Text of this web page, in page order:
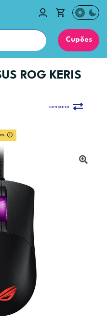
Cupões
ROG KERIS
comparar